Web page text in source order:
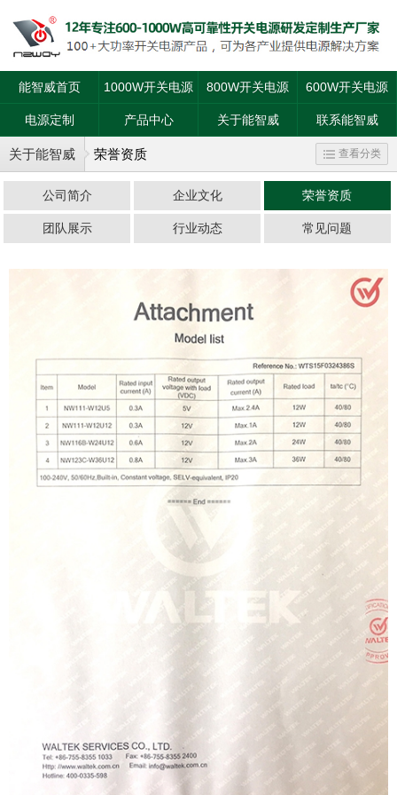
能智威首页 1000W开关电源 800W开关电源 600W开关电源
电源定制 产品中心 关于能智威 联系能智威
关于能智威 荣誉资质 查看分类
公司简介 企业文化 荣誉资质
团队展示 行业动态 常见问题